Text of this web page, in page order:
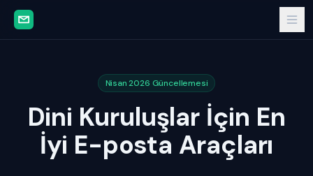
Nisan 2026 Güncellemesi
Dini Kuruluşlar İçin En
İyi E-posta Araçları